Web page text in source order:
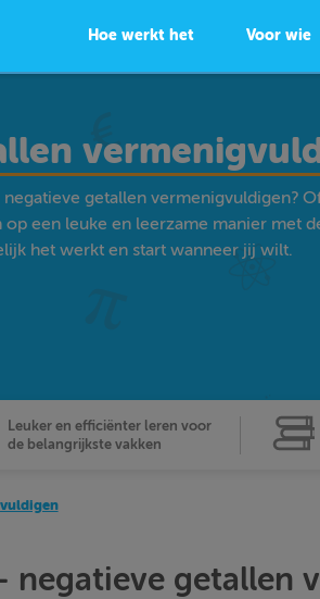
Hoe werkt het Voor wie
getallen vermenigvuldigen?
een leuke en leerzame manier met
het werkt en start wanneer jij wilt.
Leuker en efficiënter leren voor
de belangrijkste vakken
- negatieve getallen